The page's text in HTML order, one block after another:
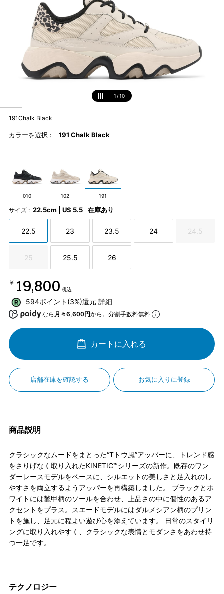
1 /10
191Chalk Black
カラーを選択 : 191 Chalk Black
010 102 191
サイズ : 22.5cm | US 5.5 在庫あり
22.5 23 23.5 24 24.5
25 25.5 26
￥19,800 税込
594ポイント(3%)還元 詳細
なら 月々6,600円から。分割手数料無料
カートに入れる
店舗在庫を確認する お気に入りに登録
商品説明
クラシックなムードをまとった“Tトウ風”アッパーに、トレンド感
をさりげなく取り入れたKINETIC™シリーズの新作。既存のワン
ダーレースモデルをベースに、シルエットの美しさと足入れのし
やすさを両立するようアッパーを再構築しました。 ブラックとホ
ワイトには鼈甲柄のソールを合わせ、上品さの中に個性のあるア
クセントをプラス。スエードモデルにはダルメシアン柄のプリン
トを施し、足元に程よい遊び心を添えています。 日常のスタイリ
ングに取り入れやすく、クラシックな表情とモダンさをあわせ持
つ一足です。
テクノロジー